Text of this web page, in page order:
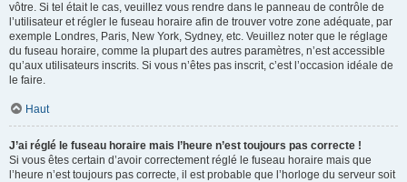
vôtre. Si tel était le cas, veuillez vous rendre dans le panneau de contrôle de
l’utilisateur et régler le fuseau horaire afin de trouver votre zone adéquate, par
exemple Londres, Paris, New York, Sydney, etc. Veuillez noter que le réglage
du fuseau horaire, comme la plupart des autres paramètres, n’est accessible
qu’aux utilisateurs inscrits. Si vous n’êtes pas inscrit, c’est l’occasion idéale de
le faire.
Haut
J’ai réglé le fuseau horaire mais l’heure n’est toujours pas correcte !
Si vous êtes certain d’avoir correctement réglé le fuseau horaire mais que
l’heure n’est toujours pas correcte, il est probable que l’horloge du serveur soit